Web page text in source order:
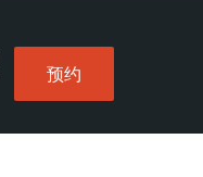
预约